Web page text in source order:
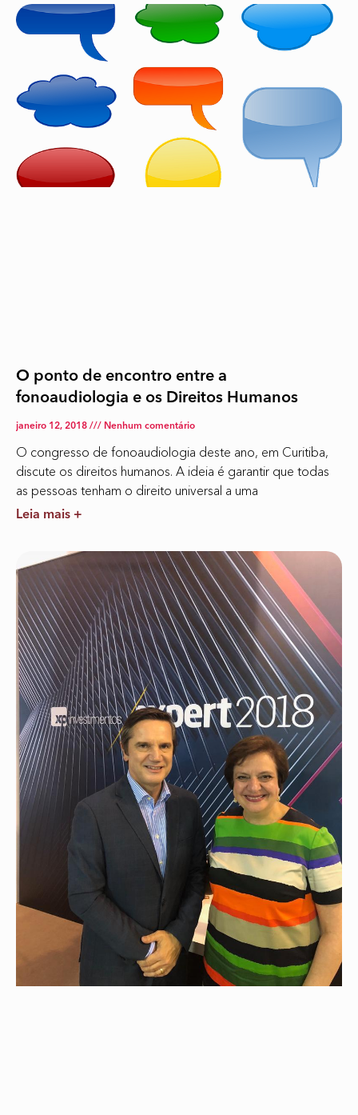
O ponto de encontro entre a
fonoaudiologia e os Direitos Humanos
janeiro 12, 2018 Nenhum comentário
O congresso de fonoaudiologia deste ano, em Curitiba,
discute os direitos humanos. A ideia é garantir que todas
as pessoas tenham o direito universal a uma
Leia mais +